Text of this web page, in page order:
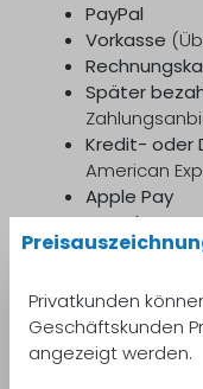
PayPal
Vorkasse
Später
Kredit- oder
American
Apple Pay
Google Pay
SEPA-
Wir versenden
GLS
Privatkunden
Geschäftskunden
angezeigt werden.